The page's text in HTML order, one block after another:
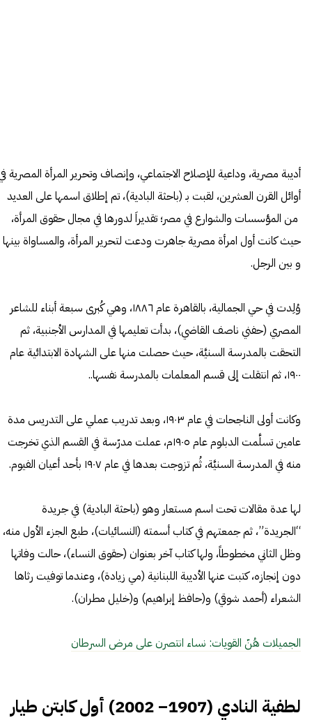
أديبة مصرية، وداعية للإصلاح الاجتماعي، وإنصاف وتحرير المرأة المصرية
أوائل القرن العشرين، لقبت بـ (باحثة البادية)، تم إطلاق اسمها على العديد
من المؤسسات والشوارع في مصر؛ تقديراَ لدورها في مجال حقوق المرأة،
حيث كانت أول امرأة مصرية جاهرت ودعت لتحرير المرأة، والمساواة بينها
و بين الرجل.
وُلِدت في حي الجمالية، بالقاهرة عام ١٨٨٦، وهي كُبرى سبعة أبناء للشاعر
المصري (حفني ناصف القاضي)، بدأت تعليمها في المدارس الأجنبية، ثم
التحقت بالمدرسة السنيَّة، حيث حصلت منها على الشهادة الابتدائية عام
١٩٠٠، ثم انتقلت إلى قسم المعلمات بالمدرسة نفسها..
وكانت أولى الناجحات في عام ١٩٠٣، وبعد تدريب عملي على التدريس مدة
عامين تسلَّمت الدبلوم عام ١٩٠٥م، عملت مدرّسة في القسم الذي تخرجت
منه في المدرسة السنيَّة، ثُم تزوجت بعدها في عام ١٩٠٧ بأحد أعيان الفيوم.
لها عدة مقالات تحت اسم مستعار وهو (باحثة البادية) في جريدة
“الجريدة”، ثم جمعتهم في كتاب أسمته (النسائيات)، طبع الجزء الأول منه،
وظل الثاني مخطوطاً، ولها كتاب آخر بعنوان (حقوق النساء)، حالت وفاتها
دون إنجازه، كتبت عنها الأديبة اللبنانية (مي زيادة)، وعندما توفيت رثاها
الشعراء (أحمد شوقي) و(حافظ إبراهيم) و(خليل مطران).
الجميلات هُنّ القويات: نساء انتصرن على مرض السرطان
لطفية النادي (1907– 2002) أول كابتن طيار